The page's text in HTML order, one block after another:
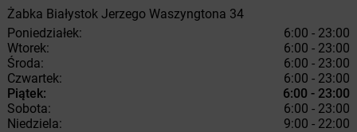
Żabka Białystok Jerzego Waszyngtona 34
Poniedziałek:
6:00 - 23:00
Wtorek:
6:00 - 23:00
Środa:
6:00 - 23:00
Czwartek:
6:00 - 23:00
Piątek:
6:00 - 23:00
Sobota:
6:00 - 23:00
Niedziela:
9:00 - 22:00